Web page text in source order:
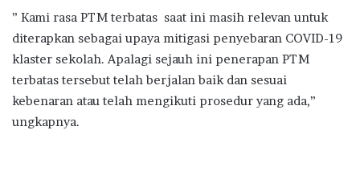
” Kami rasa PTM terbatas saat ini masih relevan untuk
diterapkan sebagai upaya mitigasi penyebaran COVID-19
klaster sekolah. Apalagi sejauh ini penerapan PTM
terbatas tersebut telah berjalan baik dan sesuai
kebenaran atau telah mengikuti prosedur yang ada,”
ungkapnya.